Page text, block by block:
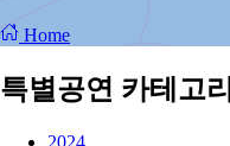
Home
특별공연 카테고리
2024